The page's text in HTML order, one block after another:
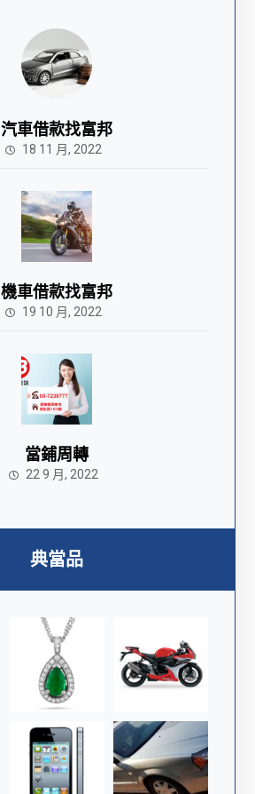
汽車借款找富邦
18 11 月, 2022
機車借款找富邦
19 10 月, 2022
當鋪周轉
22 9 月, 2022
典當品